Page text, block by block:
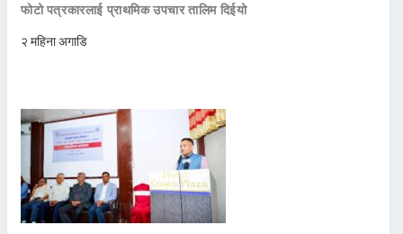
फोटो पत्रकारलाई प्राथमिक उपचार तालिम दिईयो
२ महिना अगाडि